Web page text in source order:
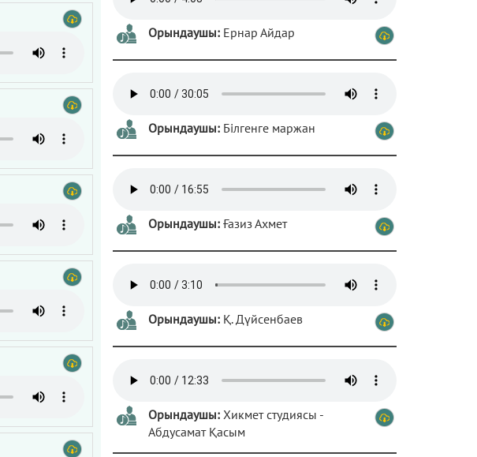
Орындаушы: Ернар Айдар
Орындаушы: Білгенге маржан
Орындаушы: Ғазиз Ахмет
Орындаушы: Қ. Дүйсенбаев
Орындаушы: Хикмет студиясы -
Абдусамат Қасым